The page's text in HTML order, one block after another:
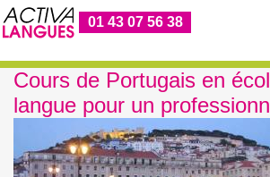
01 43 07 56 38
Cours de Portugais en
langue pour un